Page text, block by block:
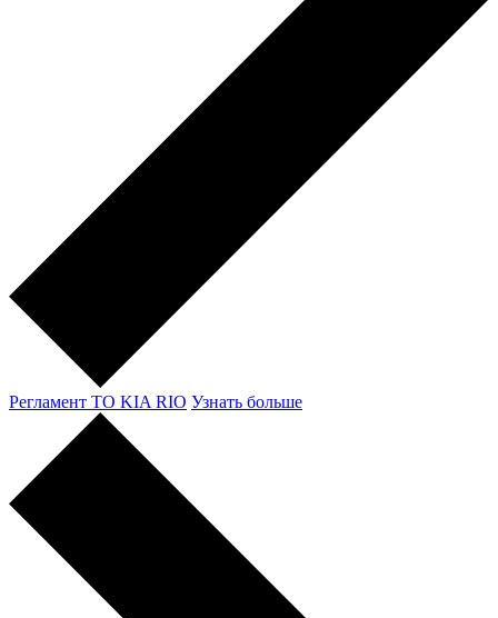
Регламент ТО KIA RIO Узнать больше